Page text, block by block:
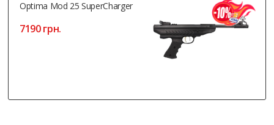
Optima Mod 25 SuperCharger
7190 грн.